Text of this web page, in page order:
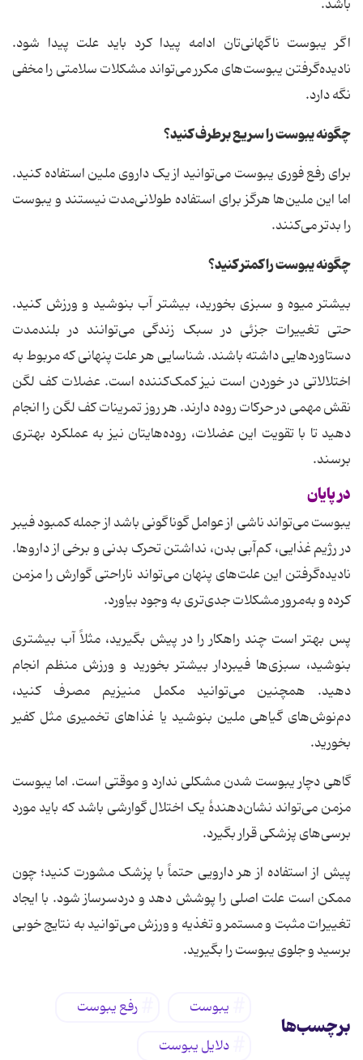
باشد.
اگر یبوست ناگهانی‌تان ادامه پیدا کرد باید علت پیدا شود.
نادیده‌گرفتن یبوست‌های مکرر می‌تواند مشکلات سلامتی را مخفی
نگه دارد.
چگونه یبوست را سریع برطرف کنید؟
برای رفع فوری یبوست می‌توانید از یک داروی ملین استفاده کنید.
اما این ملین‌ها هرگز برای استفاده طولانی‌مدت نیستند و یبوست
را بدتر می‌کنند.
چگونه یبوست را کمتر کنید؟
بیشتر میوه و سبزی بخورید، بیشتر آب بنوشید و ورزش کنید.
حتی تغییرات جزئی در سبک زندگی می‌توانند در بلندمدت
دستاوردهایی داشته باشند. شناسایی هر علت پنهانی که مربوط به
اختلالاتی در خوردن است نیز کمک‌کننده است. عضلات کف لگن
نقش مهمی در حرکات روده دارند. هر روز تمرینات کف لگن را انجام
دهید تا با تقویت این عضلات، روده‌هایتان نیز به عملکرد بهتری
برسند.
در پایان
یبوست می‌تواند ناشی از عوامل گوناگونی باشد از جمله کمبود فیبر
در رژیم غذایی، کم‌آبی بدن، نداشتن تحرک بدنی و برخی از داروها.
نادیده‌گرفتن این علت‌های پنهان می‌تواند ناراحتی گوارش را مزمن
کرده و به‌مرور مشکلات جدی‌تری به وجود بیاورد.
پس بهتر است چند راهکار را در پیش بگیرید، مثلاً آب بیشتری
بنوشید، سبزی‌ها فیبردار بیشتر بخورید و ورزش منظم انجام
دهید. همچنین می‌توانید مکمل منیزیم مصرف کنید،
دم‌نوش‌های گیاهی ملین بنوشید یا غذاهای تخمیری مثل کفیر
بخورید.
گاهی دچار یبوست شدن مشکلی ندارد و موقتی است. اما یبوست
مزمن می‌تواند نشان‌دهندهٔ یک اختلال گوارشی باشد که باید مورد
برسی‌های پزشکی قرار بگیرد.
پیش از استفاده از هر دارویی حتماً با پزشک مشورت کنید؛ چون
ممکن است علت اصلی را پوشش دهد و دردسرساز شود. با ایجاد
تغییرات مثبت و مستمر و تغذیه و ورزش می‌توانید به نتایج خوبی
برسید و جلوی یبوست را بگیرید.
برچسب‌ها
یبوست
رفع یبوست
دلایل یبوست